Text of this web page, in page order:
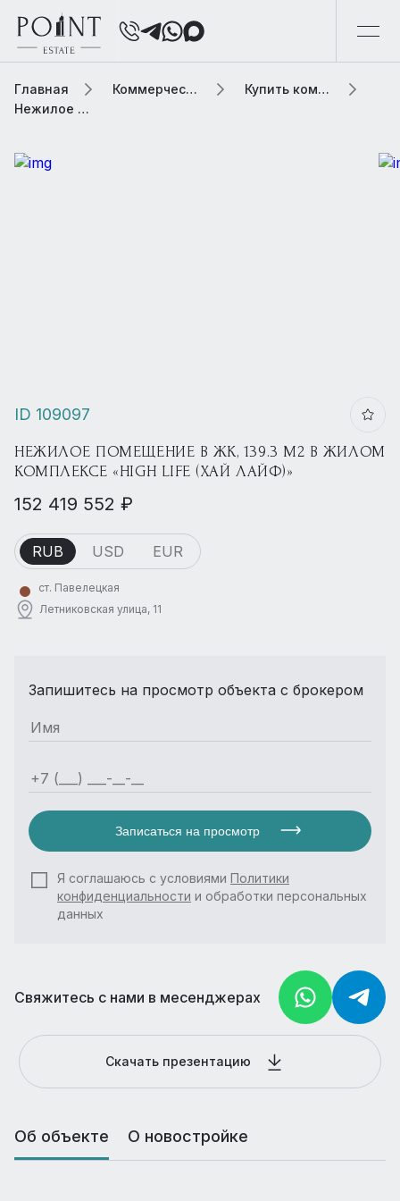
Главная Коммерческая элитная недвижимость
Купить коммерческую недвижимость
Нежилое помещение в ЖК, 139.3 м2 В жилом комплексе «HIGH LIFE (Хай Лайф)»
ID 109097
НЕЖИЛОЕ ПОМЕЩЕНИЕ В ЖК, 139.3 М2 В ЖИЛОМ
КОМПЛЕКСЕ «HIGH LIFE (ХАЙ ЛАЙФ)»
152 419 552 ₽
RUB USD EUR
ст. Павелецкая
Летниковская улица, 11
Запишитесь на просмотр объекта с брокером
Записаться на просмотр
Я соглашаюсь с условиями Политики
конфиденциальности и обработки персональных
данных
Свяжитесь с нами в месенджерах
Скачать презентацию
Об объекте О новостройке